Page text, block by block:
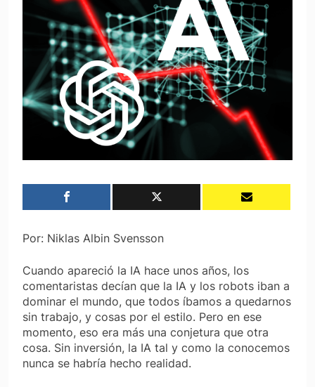
Por: Niklas Albin Svensson
Cuando apareció la IA hace unos años, los
comentaristas decían que la IA y los robots iban a
dominar el mundo, que todos íbamos a quedarnos
sin trabajo, y cosas por el estilo. Pero en ese
momento, eso era más una conjetura que otra
cosa. Sin inversión, la IA tal y como la conocemos
nunca se habría hecho realidad.